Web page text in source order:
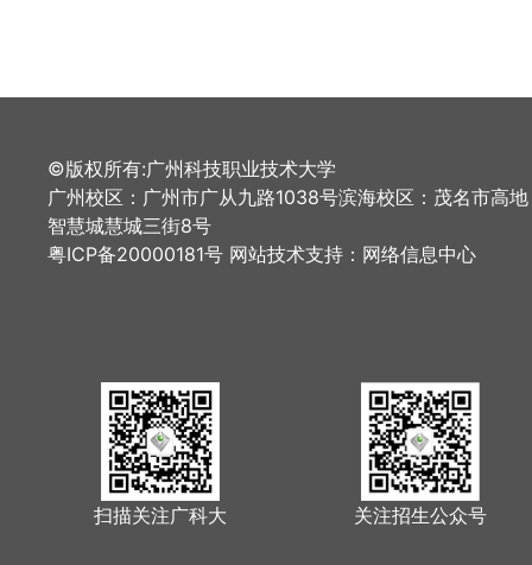
©版权所有:广州科技职业技术大学
广州校区：广州市广从九路1038号滨海校区：茂名市高地
智慧城慧城三街8号
粤ICP备20000181号 网站技术支持：网络信息中心
扫描关注广科大 关注招生公众号